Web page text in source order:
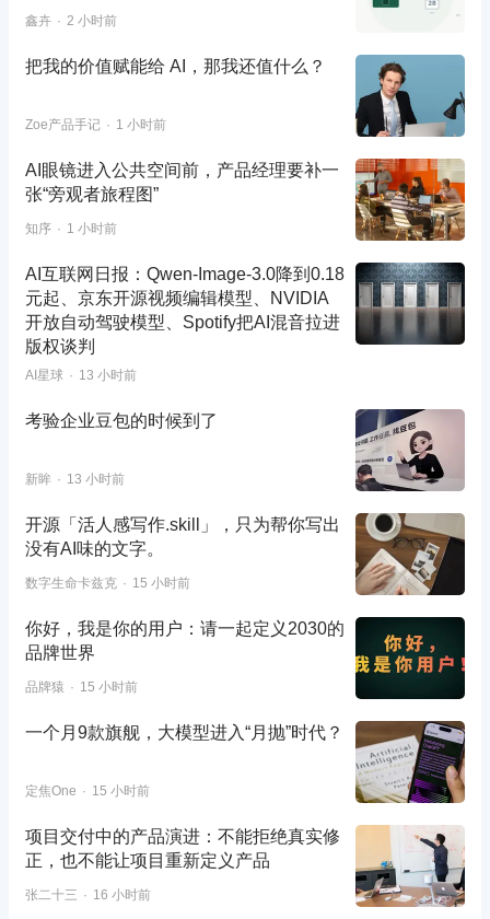
鑫卉 2 小时前
把我的价值赋能给 AI，那我还值什么？
Zoe产品手记 1 小时前
AI眼镜进入公共空间前，产品经理要补一
张“旁观者旅程图”
知序 1 小时前
AI互联网日报：Qwen-Image-3.0降到0.18
元起、京东开源视频编辑模型、NVIDIA
开放自动驾驶模型、Spotify把AI混音拉进
版权谈判
AI星球 13 小时前
考验企业豆包的时候到了
新眸 13 小时前
开源「活人感写作.skill」，只为帮你写出
没有AI味的文字。
数字生命卡兹克 15 小时前
你好，我是你的用户：请一起定义2030的
品牌世界
品牌猿 15 小时前
一个月9款旗舰，大模型进入“月抛”时代？
定焦One 15 小时前
项目交付中的产品演进：不能拒绝真实修
正，也不能让项目重新定义产品
张二十三 16 小时前